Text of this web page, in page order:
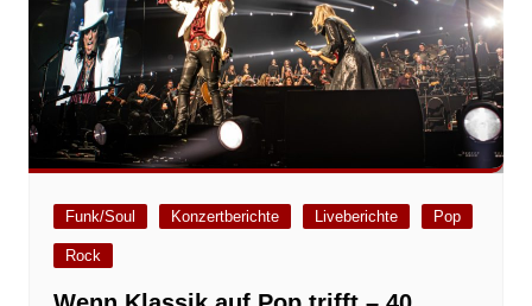
Funk/Soul Konzertberichte Liveberichte Pop
Rock